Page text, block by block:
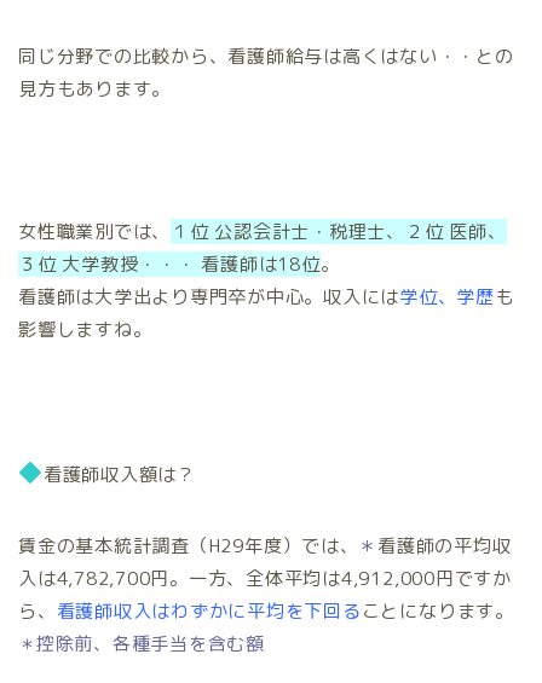
同じ分野での比較から、看護師給与は高くはない・・との
見方もあります。
女性職業別では、
１位 公認会計士・税理士、２位 医師、
３位 大学教授・・・ 看護師は18位。
看護師は大学出より専門卒が中心。収入には学位、学歴も
影響しますね。
◆看護師収入額は？
賃金の基本統計調査（H29年度）では、 ＊ 看護師の平均収
入は4,782,700円。一方、全体平均は4,912,000円ですか
ら、 看護師収入はわずかに平均を下回ることになります。
＊ 控除前、各種手当を含む額